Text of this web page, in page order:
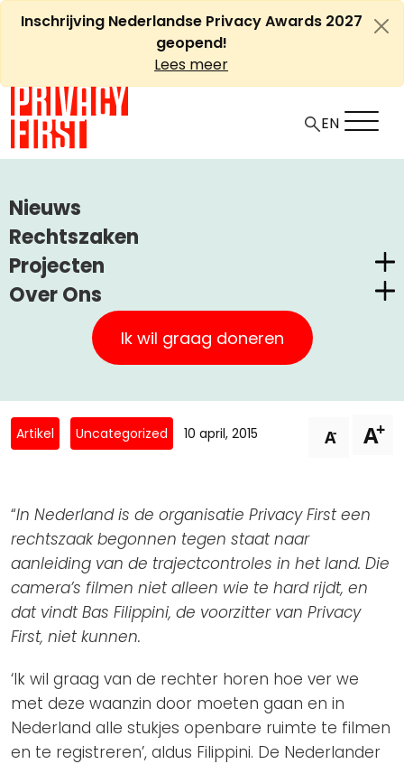
Ga
naarInschrijving Nederlandse Privacy Awards 2027
geopend!
Lees meer
Nieuws
Rechtszaken
Projecten
Nederlandse Privacy Awards
Claimstichting CUIC
PrivacyWijzer
Privacy Coalitie
PSD2-me-niet
Over Ons
Privacy First
Onze Successen
Kom in actie
Nieuwsbrieven
Privacybeleid
ANBI Status
Playlist
Ik wil graag doneren
EN
STANDAARD.BE (BELGIË), 4 APRIL 2015: ‘TRAJECTCONTROLE
IS ONWETTIG’
Standaard.be (België), 4
april 2015: ‘Trajectcontrole is
onwettig’
Artikel Uncategorized 10 april, 2015 A- A+
“In Nederland is de organisatie Privacy First een
rechtszaak begonnen tegen staat naar
aanleiding van de trajectcontroles in het land. Die
camera’s filmen niet alleen wie te hard rijdt, en
dat vindt Bas Filippini, de voorzitter van Privacy
First, niet kunnen.
‘Ik wil graag van de rechter horen hoe ver we
met deze waanzin door moeten gaan en in
Nederland alle stukjes openbare ruimte te filmen
en te registreren’, aldus Filippini. De Nederlander